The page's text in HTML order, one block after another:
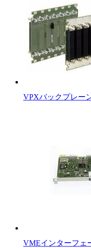
VPXバックプレー
VMEインターフ